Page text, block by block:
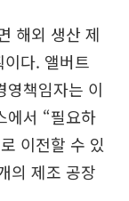
해외 생산 제
다. 앨버트
책임자는 이
에서 “필요하
이전할 수 있
의 제조 공장